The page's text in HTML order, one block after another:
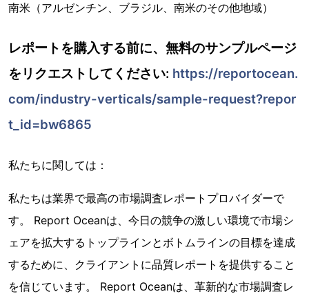
南米（アルゼンチン、ブラジル、南米のその他地域）
レポートを購入する前に、無料のサンプルページ
をリクエストしてください: https://reportocean.
com/industry-verticals/sample-request?repor
t_id=bw6865
私たちに関しては：
私たちは業界で最高の市場調査レポートプロバイダーで
す。 Report Oceanは、今日の競争の激しい環境で市場シ
ェアを拡大するトップラインとボトムラインの目標を達成
するために、クライアントに品質レポートを提供すること
を信じています。 Report Oceanは、革新的な市場調査レ